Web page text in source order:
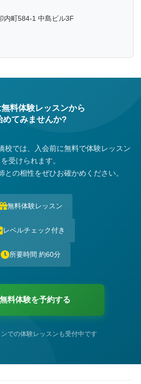
内町584-1 中島ビル3F
無料体験レッスンから
めてみませんか?
校では、入会前に無料で体験レッスン
を受けられます。
との相性をぜひお確かめください。
無料体験レッスン
レベルチェック付き
所要時間 約60分
無料体験を予約する
での体験レッスンも受付中です